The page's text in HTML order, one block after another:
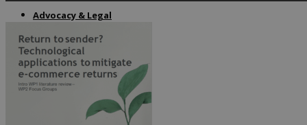
Advocacy & Legal